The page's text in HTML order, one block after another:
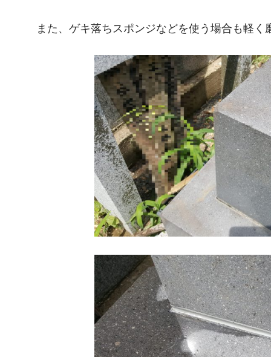
また、ゲキ落ちスポンジなどを使う場合も軽く